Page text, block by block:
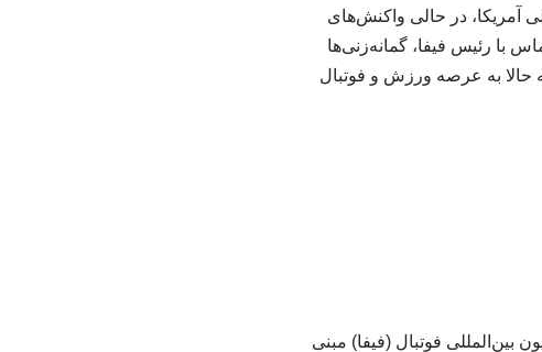
آمریکا، در حالی واکنش‌های
با رئیس فیفا، گمانه‌زنی‌ها
حالا به عرصه ورزش و فوتبال
بین‌المللی فوتبال (فیفا) مبنی